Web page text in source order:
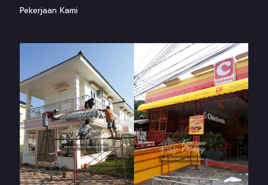
Pekerjaan Kami